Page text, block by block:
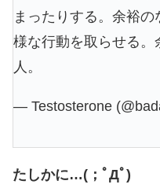
まったりする。余裕
様な行動を取らせる
人。
— Testosterone
たしかに…(；ﾟДﾟ)